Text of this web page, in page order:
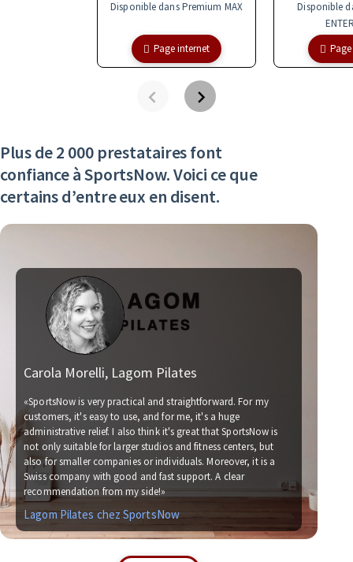
Disponible dans Premium MAX
Page internet
Disponible
Plus de 2 000 prestataires font
confiance à SportsNow. Voici ce que
certains d’entre eux en disent.
Carola Morelli, Lagom Pilates
«SportsNow is very practical and straightforward. For my
customers, it's easy to use, and for me, it's a huge
administrative relief. I also think it's great that SportsNow is
not only suitable for larger studios and fitness centers, but
also for smaller companies or individuals. Moreover, it is a
Swiss company with good and fast support. A clear
recommendation from my side!»
Lagom Pilates chez SportsNow